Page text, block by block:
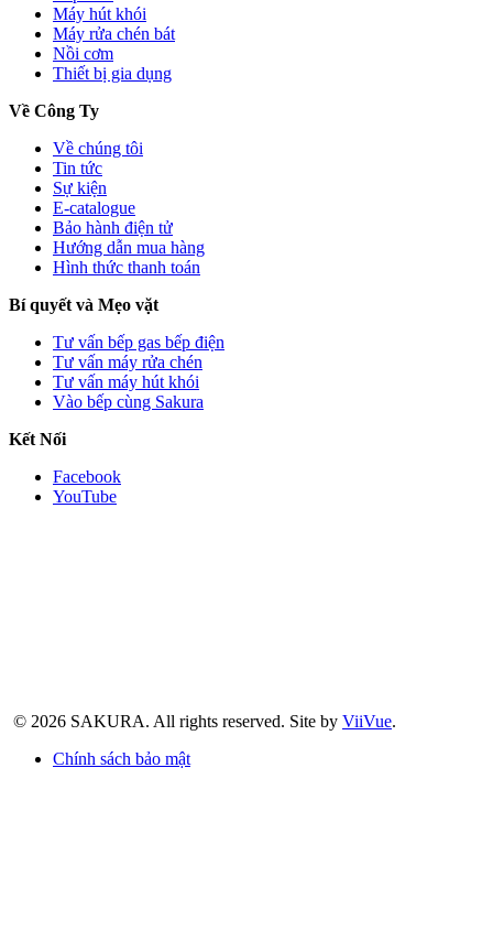
Máy hút khói
Máy rửa chén bát
Nồi cơm
Thiết bị gia dụng
Về Công Ty
Về chúng tôi
Tin tức
Sự kiện
E-catalogue
Bảo hành điện tử
Hướng dẫn mua hàng
Hình thức thanh toán
Bí quyết và Mẹo vặt
Tư vấn bếp gas bếp điện
Tư vấn máy rửa chén
Tư vấn máy hút khói
Vào bếp cùng Sakura
Kết Nối
Facebook
YouTube
© 2026 SAKURA. All rights reserved. Site by ViiVue.
Chính sách bảo mật